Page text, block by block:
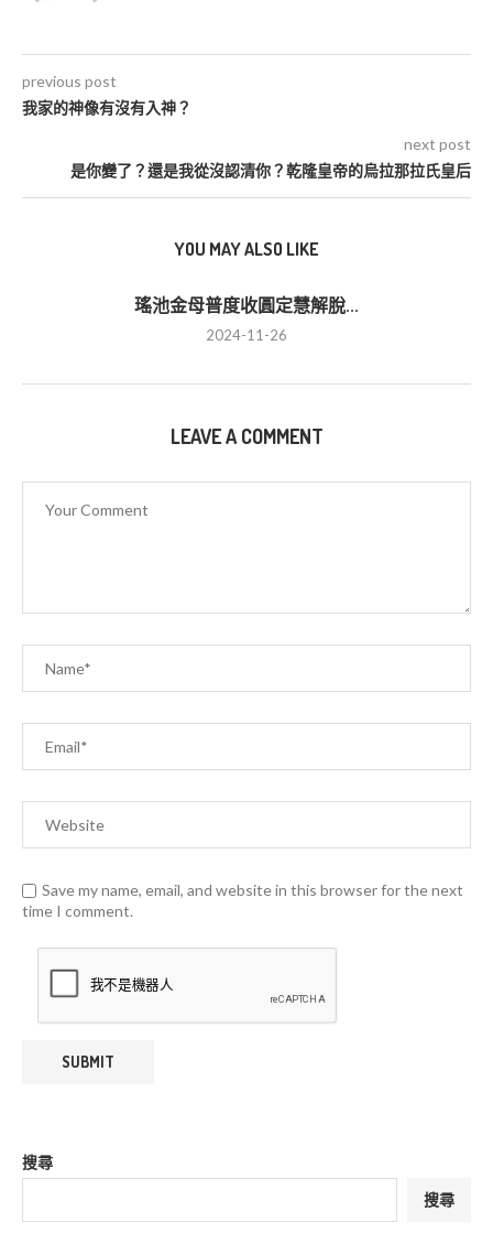
previous post
我家的神像有沒有入神？
next post
是你變了？還是我從沒認清你？乾隆皇帝的烏拉那拉氏皇后
YOU MAY ALSO LIKE
瑤池金母普度收圓定慧解脫...
2024-11-26
LEAVE A COMMENT
Save my name, email, and website in this browser for the next
time I comment.
搜尋
搜尋